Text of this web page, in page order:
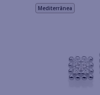
Mediterrânea